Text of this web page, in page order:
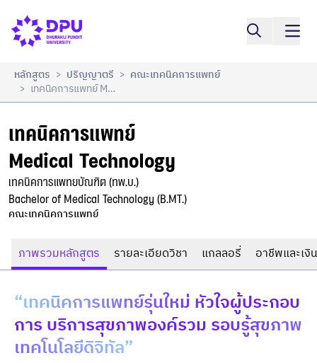
เทคนิคการแพทย์
Medical Technology
หลักสูตร > ปริญญาตรี > คณะเทคนิคการแพทย์
> เทคนิคการแพทย์ Medical Technology
เทคนิคการแพทย์
Medical Technology
เทคนิคการแพทยบัณฑิต (ทพ.บ.)
Bachelor of Medical Technology (B.MT.)
คณะเทคนิคการแพทย์
ภาพรวมหลักสูตร รายละเอียดวิชา แกลลอรี่ อาชีพและเงิ
“เทคนิคการแพทย์รุ่นใหม่ หัวใจผู้ประกอบ
การ บริการสุขภาพองค์รวม รอบรู้สุขภาพ
เทคโนโลยีดิจิทัล”